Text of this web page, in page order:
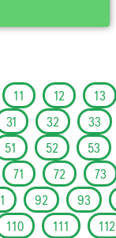
11 12 13
31 32 33
51 52 53
71 72 73
92 93
110 111 112